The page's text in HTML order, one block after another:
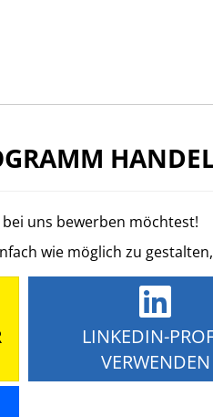
uns bewerben möchtest!
wie möglich zu
LINKEDIN-
VERWENDEN